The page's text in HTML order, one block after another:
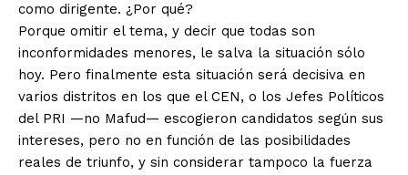
+ Todas las formas de lucha, potencialmente enlazadas
como dirigente. ¿Por qué?
Porque omitir el tema, y decir que todas son
inconformidades menores, le salva la situación sólo
hoy. Pero finalmente esta situación será decisiva en
varios distritos en los que el CEN, o los Jefes Políticos
del PRI —no Mafud— escogieron candidatos según sus
intereses, pero no en función de las posibilidades
reales de triunfo, y sin considerar tampoco la fuerza